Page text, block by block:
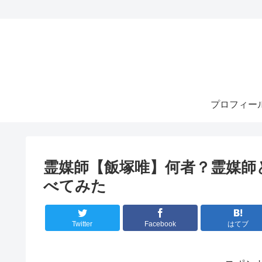
プロフィー
霊媒師【飯塚唯】何者？霊媒
べてみた
Twitter Facebook はてブ